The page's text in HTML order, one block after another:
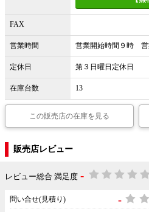
FAX
営業時間 営業開始時間９時 営
定休日 第３日曜日定休日
在庫台数 13
この販売店の在庫を見る
販売店レビュー
レビュー総合 満足度 -
問い合せ(見積り) -